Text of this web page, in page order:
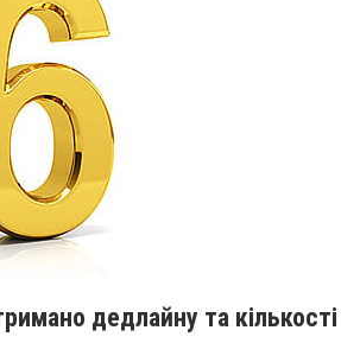
дедлайну та кількості